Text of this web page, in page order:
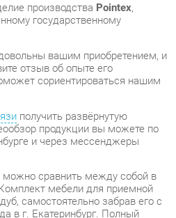
получить развёрнутую
продукции вы можете по
и через мессенджеры
сравнить между собой в
мебели для приемной
самостоятельно забрав его с
в г. Екатеринбург. Полный
на странице
Лдсп
Дуб темный